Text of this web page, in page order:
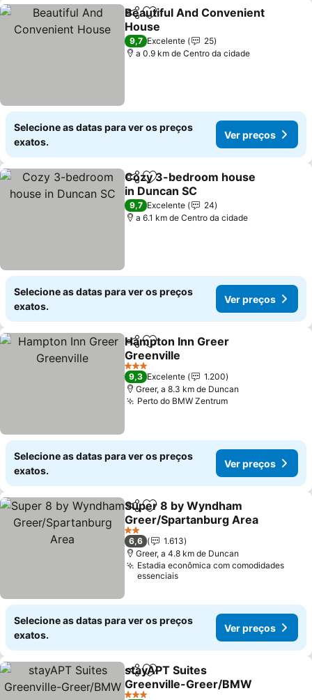
PartilharAdicionar aos favoritos
Beautiful And Convenient
House
9,7 Excelente
25
a 0.9 km de Centro da cidade
Selecione as datas para ver os preços
exatos.
Ver preços
PartilharAdicionar aos favoritos
Cozy 3-bedroom house
in Duncan SC
9,7 Excelente
24
a 6.1 km de Centro da cidade
Selecione as datas para ver os preços
exatos.
Ver preços
PartilharAdicionar aos favoritos
Hampton Inn Greer
Greenville
3 Estrelas
9,3 Excelente
1.200
Greer, a 8.3 km de Duncan
Perto do BMW Zentrum
Selecione as datas para ver os preços
exatos.
Ver preços
PartilharAdicionar aos favoritos
Super 8 by Wyndham
Greer/Spartanburg Area
2 Estrelas
6,6
1.613
Greer, a 4.8 km de Duncan
Estadia econômica com comodidades
essenciais
Selecione as datas para ver os preços
exatos.
Ver preços
PartilharAdicionar aos favoritos
stayAPT Suites
Greenville-Greer/BMW